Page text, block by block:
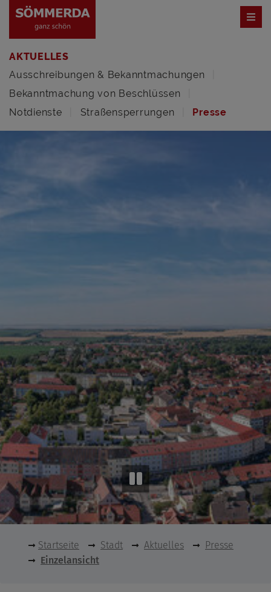
AKTUELLES
Ausschreibungen & Bekanntmachungen
Bekanntmachung von Beschlüssen
Notdienste
Straßensperrungen Presse
Startseite Stadt Aktuelles
Presse
Einzelansicht